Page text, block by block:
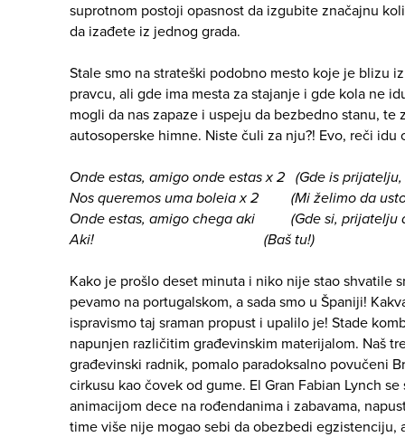
suprotnom postoji opasnost da izgubite značajnu
da izađete iz jednog grada.
Stale smo na strateški podobno mesto koje je blizu
pravcu, ali gde ima mesta za stajanje i gde kola ne
mogli da nas zapaze i uspeju da bezbedno stanu, te
autosoperske himne. Niste čuli za nju?! Evo, reči idu
Onde estas, amigo onde estas x 2 (Gde is prijatelju,
Nos queremos uma boleia x 2 (Mi želimo da
Onde estas, amigo chega aki (Gde si, prijatelju
Aki! (Baš tu!)
Kako je prošlo deset minuta i niko nije stao shvatile
pevamo na portugalskom, a sada smo u Španiji!
ispravismo taj sraman propust i upalilo je! Stade
napunjen različitim građevinskim materijalom. Naš
građevinski radnik, pomalo paradoksalno povučeni
cirkusu kao čovek od gume. El Gran Fabian Lynch
animacijom dece na rođendanima i zabavama,
time više nije mogao sebi da obezbedi egzistenciju,